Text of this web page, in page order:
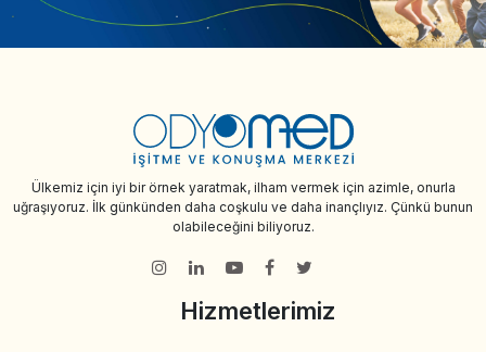
Ülkemiz için iyi bir örnek yaratmak, ilham vermek için azimle, onurla
uğraşıyoruz. İlk günkünden daha coşkulu ve daha inançlıyız. Çünkü bunun
olabileceğini biliyoruz.
Hizmetlerimiz